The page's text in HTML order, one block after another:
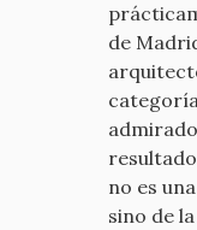
de
no es
sino de